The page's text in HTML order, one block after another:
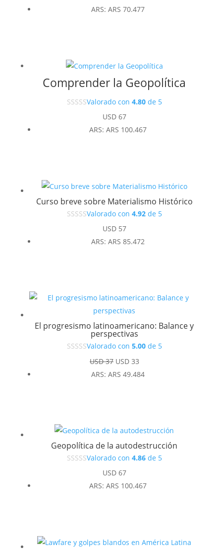
ARS: ARS 70.477
Comprender la Geopolítica
Valorado con 4.80de 5
USD67
ARS: ARS 100.467
Curso breve sobre Materialismo Histórico
Valorado con 4.92de 5
USD57
ARS: ARS 85.472
El progresismo latinoamericano: Balance y
perspectivas
Valorado con 5.00de 5
USD37 El
precio
USD33El
precio
ARS: ARS 49.484
Geopolítica de la autodestrucción
Valorado con 4.86de 5
USD67
ARS: ARS 100.467